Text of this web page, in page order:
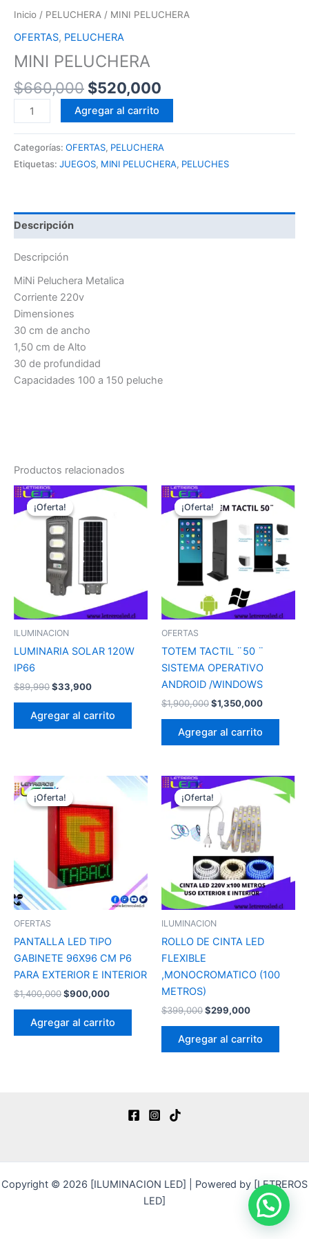
Inicio / PELUCHERA / MINI PELUCHERA
OFERTAS, PELUCHERA
MINI PELUCHERA
$660,000 $520,000
Agregar al carrito
Categorías: OFERTAS, PELUCHERA
Etiquetas: JUEGOS, MINI PELUCHERA, PELUCHES
Descripción
Descripción
MiNi Peluchera Metalica
Corriente 220v
Dimensiones
30 cm de ancho
1,50 cm de Alto
30 de profundidad
Capacidades 100 a 150 peluche
Productos relacionados
¡Oferta!
¡Oferta!
ILUMINACION
LUMINARIA SOLAR 120W
IP66
$89,990
El
precio
original
era:
$89,990.
$33,900
El
actual
es:
$33,900.
Agregar al carrito
¡Oferta!
¡Oferta!
OFERTAS
TOTEM TACTIL ¨50 ¨
SISTEMA OPERATIVO
ANDROID /WINDOWS
$1,900,000
precio
original
era:
$1,900,000.
$1,350,000
El
precio
actual
es:
Agregar al carrito
¡Oferta!
¡Oferta!
OFERTAS
PANTALLA LED TIPO
GABINETE 96X96 CM P6
PARA EXTERIOR E INTERIOR
$1,400,000
El
precio
original
era:
$1,400,000.
$900,000
El
precio
actual
Agregar al carrito
¡Oferta!
¡Oferta!
ILUMINACION
ROLLO DE CINTA LED
FLEXIBLE
,MONOCROMATICO (100
METROS)
$399,000
precio
original
era:
$399,000.
$299,000
El
precio
actual
es:
$299,000.
Agregar al carrito
Copyright © 2026 [ILUMINACION LED] | Powered by [LETREROS
LED]